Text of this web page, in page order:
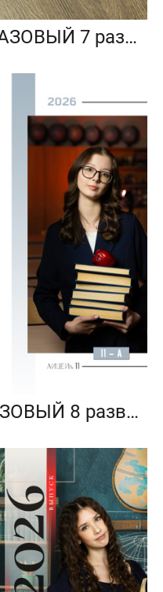
^ пример Альбом БАЗОВЫЙ 7 разворотов 4 фотосессии
Пример Альбом БАЗОВЫЙ 8 разворотов